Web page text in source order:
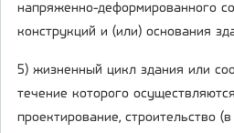
напряженно-деформированного
конструкций и (или) основания
5) жизненный цикл здания или
течение которого
проектирование, строительство